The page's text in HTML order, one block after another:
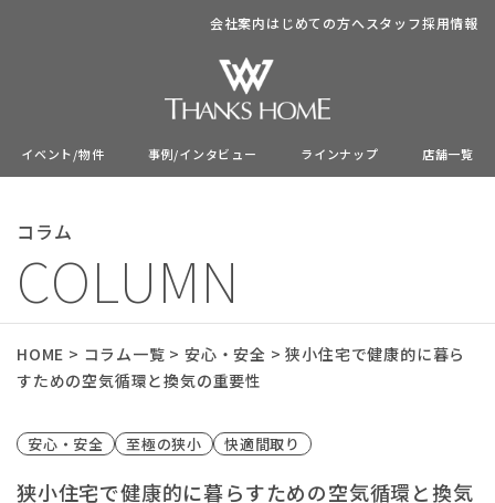
イベント/物件 事例/インタビュー ラインナップ 店舗一覧
会社案内はじめての方へスタッフ採用情報
コラム
COLUMN
HOME > コラム一覧 >安心・安全 >狭小住宅で健康的に暮ら
すための空気循環と換気の重要性
安心・安全 至極の狭小 快適間取り
狭小住宅で健康的に暮らすための空気循環と換気